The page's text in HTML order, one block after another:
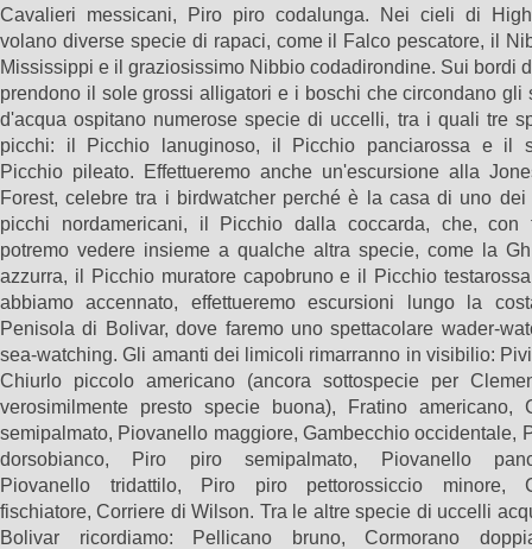
Cavalieri messicani, Piro piro codalunga. Nei cieli di
volano diverse specie di rapaci, come il Falco pescatore, il
Mississippi e il graziosissimo Nibbio codadirondine. Sui bordi
prendono il sole grossi alligatori e i boschi che circondano gli
d'acqua ospitano numerose specie di uccelli, tra i quali tre
picchi: il Picchio lanuginoso, il Picchio panciarossa e il
Picchio pileato. Effettueremo anche un'escursione alla
Forest, celebre tra i birdwatcher perché è la casa di uno dei
picchi nordamericani, il Picchio dalla coccarda, che, con
potremo vedere insieme a qualche altra specie, come la
azzurra, il Picchio muratore capobruno e il Picchio
abbiamo accennato, effettueremo escursioni lungo la
Penisola di Bolivar, dove faremo uno spettacolare wader-
sea-watching. Gli amanti dei limicoli rimarranno in visibilio:
Chiurlo piccolo americano (ancora sottospecie per
verosimilmente presto specie buona), Fratino americano,
semipalmato, Piovanello maggiore, Gambecchio occidentale,
dorsobianco, Piro piro semipalmato, Piovanello
Piovanello tridattilo, Piro piro pettorossiccio minore,
fischiatore, Corriere di Wilson. Tra le altre specie di uccelli
Bolivar ricordiamo: Pellicano bruno, Cormorano